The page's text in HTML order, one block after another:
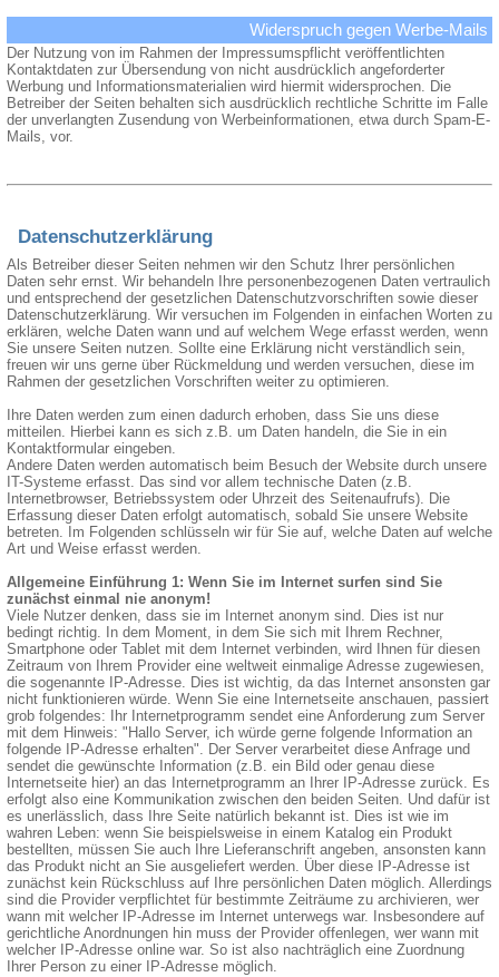
Widerspruch gegen Werbe-Mails
Der Nutzung von im Rahmen der Impressumspflicht veröffentlichten
Kontaktdaten zur Übersendung von nicht ausdrücklich angeforderter
Werbung und Informationsmaterialien wird hiermit widersprochen. Die
Betreiber der Seiten behalten sich ausdrücklich rechtliche Schritte im Falle
der unverlangten Zusendung von Werbeinformationen, etwa durch Spam-E-
Mails, vor.
Datenschutzerklärung
Als Betreiber dieser Seiten nehmen wir den Schutz Ihrer persönlichen
Daten sehr ernst. Wir behandeln Ihre personenbezogenen Daten vertraulich
und entsprechend der gesetzlichen Datenschutzvorschriften sowie dieser
Datenschutzerklärung. Wir versuchen im Folgenden in einfachen Worten zu
erklären, welche Daten wann und auf welchem Wege erfasst werden, wenn
Sie unsere Seiten nutzen. Sollte eine Erklärung nicht verständlich sein,
freuen wir uns gerne über Rückmeldung und werden versuchen, diese im
Rahmen der gesetzlichen Vorschriften weiter zu optimieren.
Ihre Daten werden zum einen dadurch erhoben, dass Sie uns diese
mitteilen. Hierbei kann es sich z.B. um Daten handeln, die Sie in ein
Kontaktformular eingeben.
Andere Daten werden automatisch beim Besuch der Website durch unsere
IT-Systeme erfasst. Das sind vor allem technische Daten (z.B.
Internetbrowser, Betriebssystem oder Uhrzeit des Seitenaufrufs). Die
Erfassung dieser Daten erfolgt automatisch, sobald Sie unsere Website
betreten. Im Folgenden schlüsseln wir für Sie auf, welche Daten auf welche
Art und Weise erfasst werden.
Allgemeine Einführung 1: Wenn Sie im Internet surfen sind Sie
zunächst einmal nie anonym!
Viele Nutzer denken, dass sie im Internet anonym sind. Dies ist nur
bedingt richtig. In dem Moment, in dem Sie sich mit Ihrem Rechner,
Smartphone oder Tablet mit dem Internet verbinden, wird Ihnen für diesen
Zeitraum von Ihrem Provider eine weltweit einmalige Adresse zugewiesen,
die sogenannte IP-Adresse. Dies ist wichtig, da das Internet ansonsten gar
nicht funktionieren würde. Wenn Sie eine Internetseite anschauen, passiert
grob folgendes: Ihr Internetprogramm sendet eine Anforderung zum Server
mit dem Hinweis: "Hallo Server, ich würde gerne folgende Information an
folgende IP-Adresse erhalten". Der Server verarbeitet diese Anfrage und
sendet die gewünschte Information (z.B. ein Bild oder genau diese
Internetseite hier) an das Internetprogramm an Ihrer IP-Adresse zurück. Es
erfolgt also eine Kommunikation zwischen den beiden Seiten. Und dafür ist
es unerlässlich, dass Ihre Seite natürlich bekannt ist. Dies ist wie im
wahren Leben: wenn Sie beispielsweise in einem Katalog ein Produkt
bestellten, müssen Sie auch Ihre Lieferanschrift angeben, ansonsten kann
das Produkt nicht an Sie ausgeliefert werden. Über diese IP-Adresse ist
zunächst kein Rückschluss auf Ihre persönlichen Daten möglich. Allerdings
sind die Provider verpflichtet für bestimmte Zeiträume zu archivieren, wer
wann mit welcher IP-Adresse im Internet unterwegs war. Insbesondere auf
gerichtliche Anordnungen hin muss der Provider offenlegen, wer wann mit
welcher IP-Adresse online war. So ist also nachträglich eine Zuordnung
Ihrer Person zu einer IP-Adresse möglich.